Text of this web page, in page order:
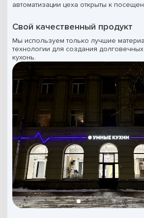
автоматизации цеха открыты к
Свой качественный продукт
Мы используем только лучшие
технологии для создания
кухонь.